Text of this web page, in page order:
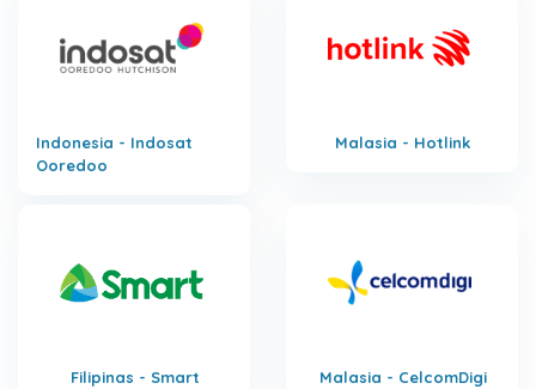
Indonesia - Indosat
Ooredoo
Malasia - Hotlink
Filipinas - Smart Malasia - CelcomDigi